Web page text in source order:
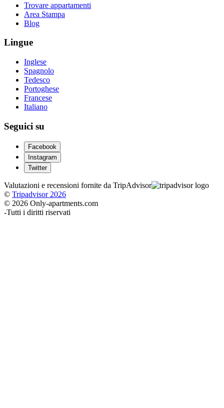
Trovare appartamenti
Area Stampa
Blog
Lingue
Inglese
Spagnolo
Tedesco
Portoghese
Francese
Italiano
Seguici su
Facebook
Instagram
Twitter
Valutazioni e recensioni fornite da TripAdvisor
© Tripadvisor 2026
© 2026 Only-apartments.com
-Tutti i diritti riservati